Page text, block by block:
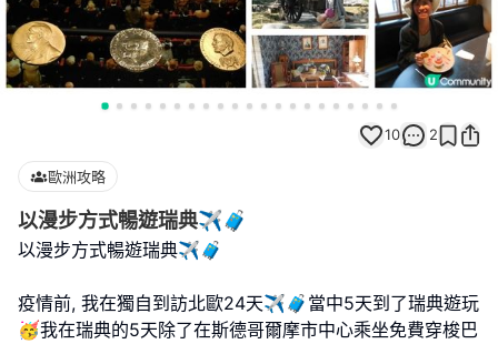
10 2
歐洲攻略
以漫步方式暢遊瑞典✈️🧳
以漫步方式暢遊瑞典✈️🧳
疫情前, 我在獨自到訪北歐24天✈️🧳當中5天到了瑞典遊玩
🥳我在瑞典的5天除了在斯德哥爾摩市中心乘坐免費穿梭巴